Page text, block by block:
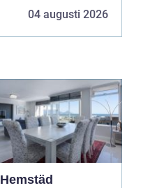
04 augusti 2026
Hemstäd